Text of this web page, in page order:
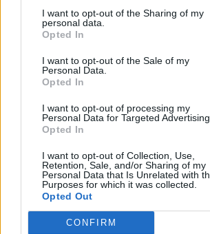
I want to opt-out of the Sharing of my
personal data.
Opted In
I want to opt-out of the Sale of my
Personal Data.
Opted In
I want to opt-out of processing my
Personal Data for Targeted Advertising.
Opted In
I want to opt-out of Collection, Use,
Retention, Sale, and/or Sharing of my
Personal Data that Is Unrelated with
Purposes for which it was collected.
Opted Out
CONFIRM
Corbu góljától
román és a
sürgetnek
Sándor Ella: Na,